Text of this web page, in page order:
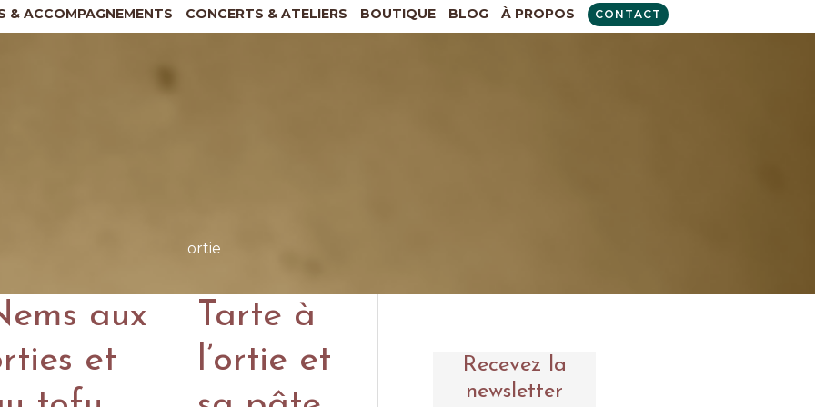
& ACCOMPAGNEMENTS CONCERTS & ATELIERS BOUTIQUE BLOG À PROPOS CONTACT
ortie
aux
et
Tarte à
l’ortie et
Recevez la
newsletter